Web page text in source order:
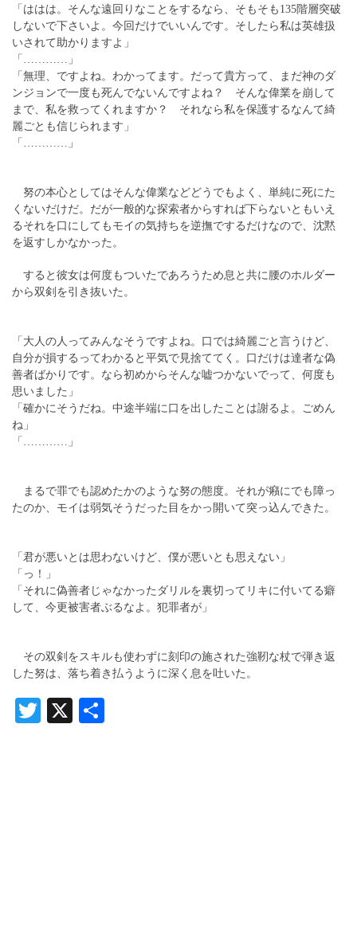
「ははは。そんな遠回りなことをするなら、そもそも135階層突破
しないで下さいよ。今回だけでいいんです。そしたら私は英雄扱
いされて助かりますよ」
「…………」
「無理、ですよね。わかってます。だって貴方って、まだ神のダ
ンジョンで一度も死んでないんですよね？ そんな偉業を崩して
まで、私を救ってくれますか？ それなら私を保護するなんて綺
麗ごとも信じられます」
「…………」
努の本心としてはそんな偉業などどうでもよく、単純に死にた
くないだけだ。だが一般的な探索者からすれば下らないともいえ
るそれを口にしてもモイの気持ちを逆撫でするだけなので、沈黙
を返すしかなかった。
すると彼女は何度もついたであろうため息と共に腰のホルダー
から双剣を引き抜いた。
「大人の人ってみんなそうですよね。口では綺麗ごと言うけど、
自分が損するってわかると平気で見捨ててく。口だけは達者な偽
善者ばかりです。なら初めからそんな嘘つかないでって、何度も
思いました」
「確かにそうだね。中途半端に口を出したことは謝るよ。ごめん
ね」
「…………」
まるで罪でも認めたかのような努の態度。それが癪にでも障っ
たのか、モイは弱気そうだった目をかっ開いて突っ込んできた。
「君が悪いとは思わないけど、僕が悪いとも思えない」
「っ！」
「それに偽善者じゃなかったダリルを裏切ってリキに付いてる癖
して、今更被害者ぶるなよ。犯罪者が」
その双剣をスキルも使わずに刻印の施された強靭な杖で弾き返
した努は、落ち着き払うように深く息を吐いた。
Twitter
X